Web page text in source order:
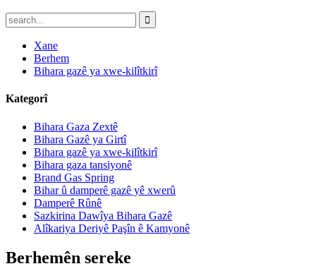
Xane
Berhem
Bihara gazê ya xwe-kilîtkirî
Kategorî
Bihara Gaza Zextê
Bihara Gazê ya Girtî
Bihara gazê ya xwe-kilîtkirî
Bihara gaza tansiyonê
Brand Gas Spring
Bihar û damperê gazê yê xwerû
Damperê Rûnê
Sazkirina Dawîya Bihara Gazê
Alîkariya Deriyê Paşîn ê Kamyonê
Berhemên sereke